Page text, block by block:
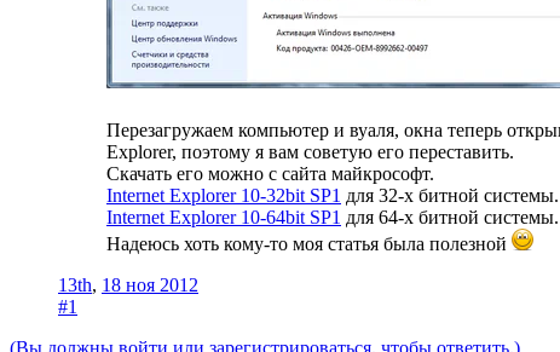
Перезагружаем компьютер и вуаля, окна теперь
Explorer, поэтому я вам советую его переставить.
Скачать его можно с сайта майкрософт.
Internet Explorer 10-32bit SP1 для 32-х битной системы.
Internet Explorer 10-64bit SP1 для 64-х битной системы.
Надеюсь хоть кому-то моя статья была полезной
13th, 18 ноя 2012
#1